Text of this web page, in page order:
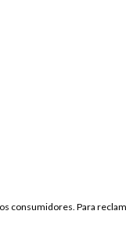
consumidores. Para